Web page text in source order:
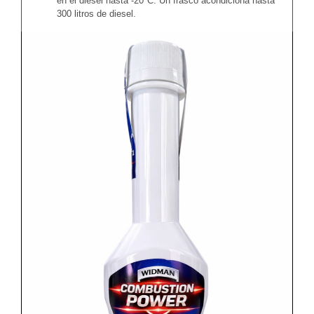
300 litros de diesel.